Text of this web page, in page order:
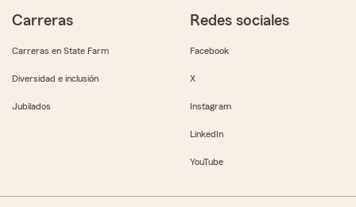
Carreras
Carreras en State Farm
Diversidad e inclusión
Jubilados
Redes sociales
Facebook
X
Instagram
LinkedIn
YouTube